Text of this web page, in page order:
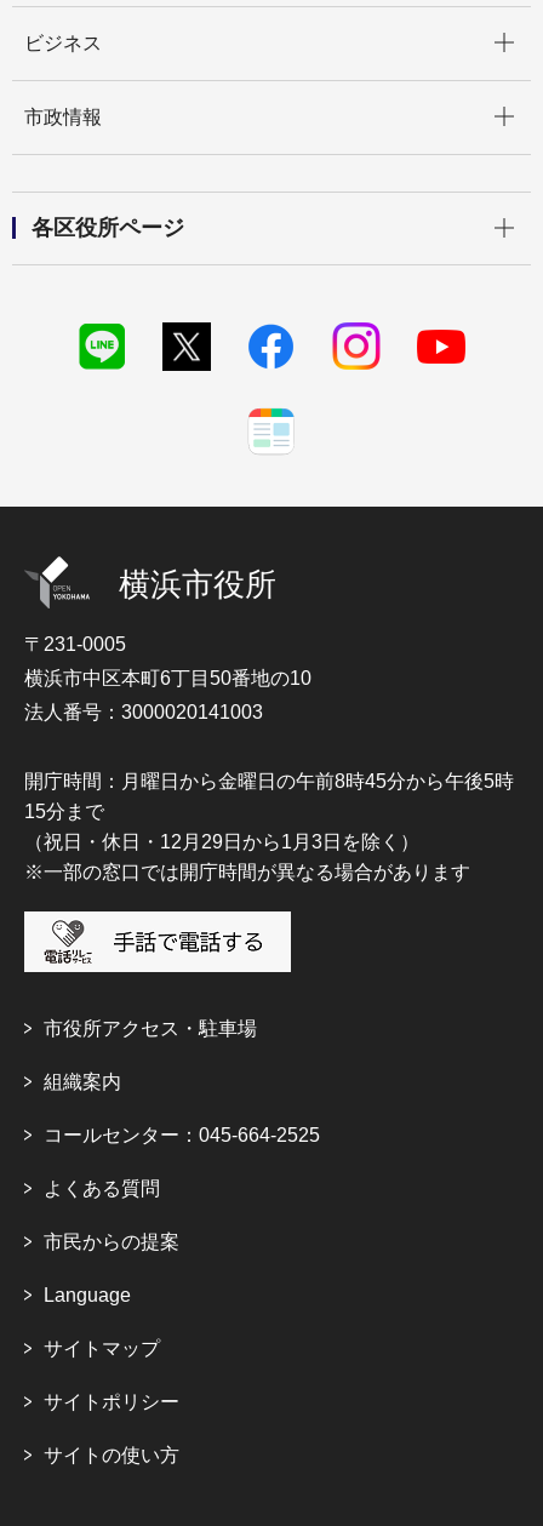
ビジネス
市政情報
各区役所ページ
横浜市役所
〒231-0005
横浜市中区本町6丁目50番地の10
法人番号：3000020141003
開庁時間：月曜日から金曜日の午前8時45分から午後5時
15分まで
（祝日・休日・12月29日から1月3日を除く）
※一部の窓口では開庁時間が異なる場合があります
市役所アクセス・駐車場
組織案内
コールセンター：045-664-2525
よくある質問
市民からの提案
Language
サイトマップ
サイトポリシー
サイトの使い方